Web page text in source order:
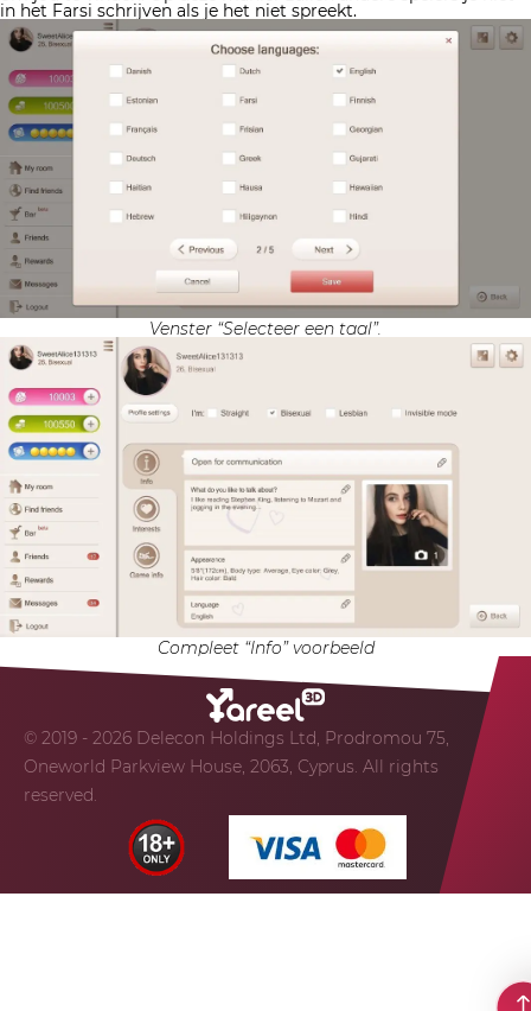
in het Farsi schrijven als je het niet spreekt.
Venster “Selecteer een taal”.
Compleet “Info” voorbeeld
© 2019 - 2026 Delecon Holdings Ltd, Prodromou 75,
Oneworld Parkview House, 2063, Cyprus. All rights
reserved.